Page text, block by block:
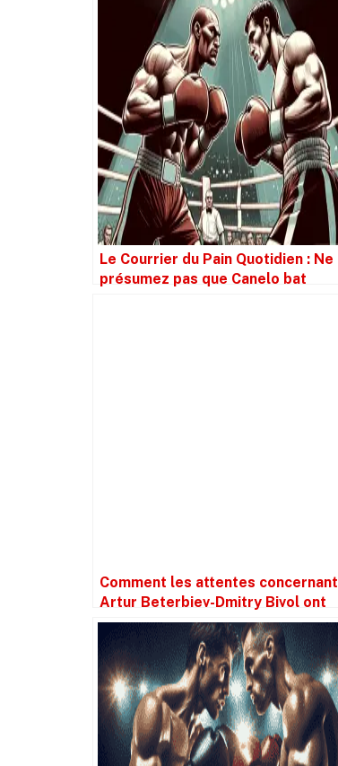
Le Courrier du Pain Quotidien : Ne
présumez pas que Canelo bat
Comment les attentes concernant
Artur Beterbiev-Dmitry Bivol ont
brouillé la perception de l’action.